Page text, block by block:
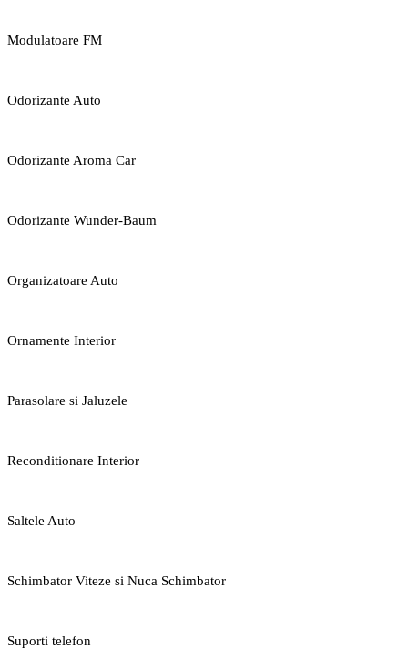
Modulatoare FM
Odorizante Auto
Odorizante Aroma Car
Odorizante Wunder-Baum
Organizatoare Auto
Ornamente Interior
Parasolare si Jaluzele
Reconditionare Interior
Saltele Auto
Schimbator Viteze si Nuca Schimbator
Suporti telefon